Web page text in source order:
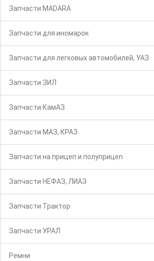
Запчасти MADARA
Запчасти для иномарок
Запчасти для легковых автомобилей, УАЗ
Запчасти ЗИЛ
Запчасти КамАЗ
Запчасти МАЗ, КРАЗ
Запчасти на прицеп и полуприцеп
Запчасти НЕФАЗ, ЛИАЗ
Запчасти Трактор
Запчасти УРАЛ
Ремни